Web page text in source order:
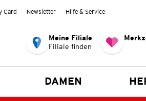
Card Newsletter Hilfe & Service
Meine Filiale
Filiale finden
DAMEN